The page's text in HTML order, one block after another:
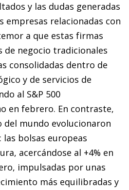
y las dudas generadas
empresas relacionadas con
a que estas firmas
de negocio tradicionales
consolidadas dentro de
y de servicios de
al S&P 500
en febrero. En contraste,
del mundo evolucionaron
bolsas europeas
acercándose al +4% en
impulsadas por unas
más equilibradas y